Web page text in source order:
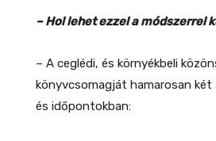
– Hol lehet ezzel a módszerrel
– A ceglédi, és környékbeli
könyvcsomagját hamarosan két
és időpontokban: